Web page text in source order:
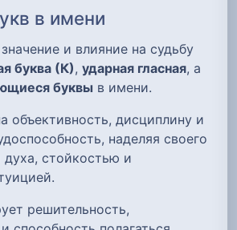
в имени
и влияние на судьбу
буква (К), ударная гласная, а
буквы в имени.
объективность, дисциплину и
наделяя своего
духа, стойкостью и
решительность,